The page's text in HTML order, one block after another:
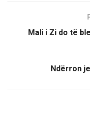
Mali i Zi do të
Ndërron